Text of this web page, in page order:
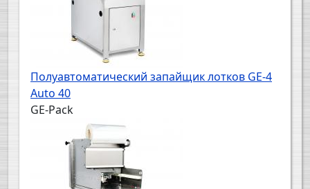
Полуавтоматический запайщик лотков GE-4
Auto 40
GE-Pack